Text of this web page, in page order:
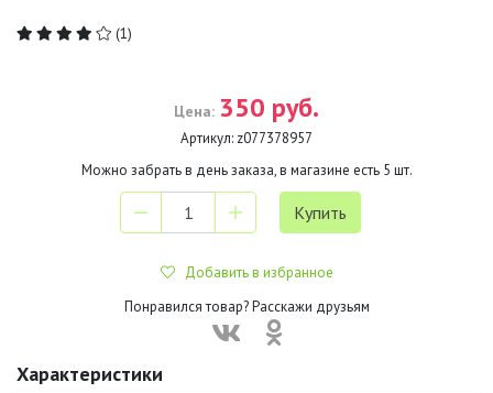
(1)
Цена: 350 руб.
Артикул: z077378957
Можно забрать в день заказа, в магазине есть 5 шт.
Добавить в избранное
Понравился товар? Расскажи друзьям
Характеристики